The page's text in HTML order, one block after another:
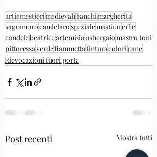
artiemestierimedievalibanchimargherita
sagramorocandelarospezialemastinoerbe
candelebeatriceartemisiausbergaiomastro toni
pittoressaverdefiammettatinturacoloripane
Rievocazioni fuori porta
Post recenti Mostra tutti